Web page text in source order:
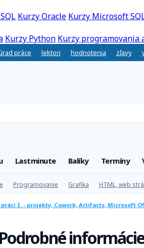
Kurzy Oracle Kurzy Microsoft
Kurzy Python Kurzy programovania
práce lektori hodnotenia zľavy
Lastminute Balíky Termíny
Programovanie Grafika HTML, web
práci I. - projekty, Cowork, Artifacts, Microsoft